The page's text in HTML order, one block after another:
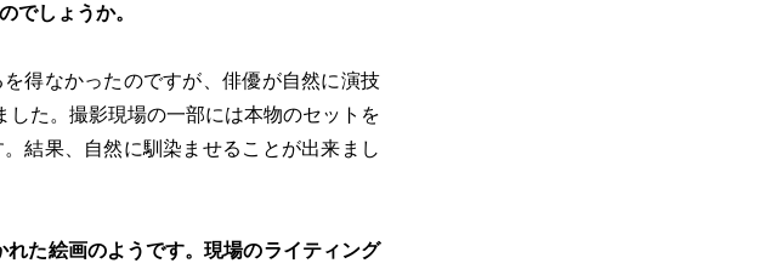
でしょうか。
得なかったのですが、俳優が自然に演技
した。撮影現場の一部には本物のセットを
結果、自然に馴染ませることが出来まし
た絵画のようです。現場のライティング